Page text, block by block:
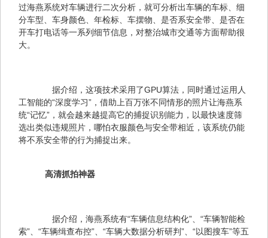
过海燕系统对车辆进行二次分析，就可分析出车辆的车标、细
分车型、车身颜色、年检标、车摆物、是否系安全带、是否在
开车打电话等一系列细节信息，对整治城市交通等方面帮助很
大。
据介绍，这项技术采用了GPU算法，同时通过运用人
工智能的“深度学习”，借助上百万张不同情形的照片让海燕系
统“记忆”，就会越来越提高它的捕捉识别能力，以最快速度筛
选出类似违规照片，哪怕衣服颜色与安全带相近，该系统仍能
将不系安全带的行为捕捉出来。
高清抓拍神器
据介绍，海燕系统有“车辆信息结构化”、“车辆智能检
索”、“车辆缉查布控”、“车辆大数据分析研判”、“以图搜车”等五